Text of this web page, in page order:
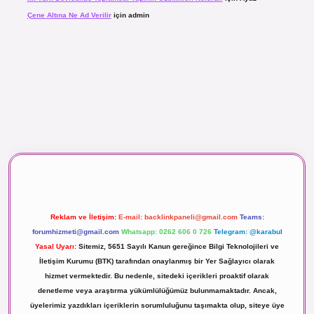
Çene Altına Ne Ad Veriliriçin admin
Reklam ve İletişim: E-mail: backlinkpaneli@gmail.com Teams:
forumhizmeti@gmail.com Whatsapp: 0262 606 0 726 Telegram: @karabul
Yasal Uyarı: Sitemiz, 5651 Sayılı Kanun gereğince Bilgi Teknolojileri ve
İletişim Kurumu (BTK) tarafından onaylanmış bir Yer Sağlayıcı olarak
hizmet vermektedir. Bu nedenle, sitedeki içerikleri proaktif olarak
denetleme veya araştırma yükümlülüğümüz bulunmamaktadır. Ancak,
üyelerimiz yazdıkları içeriklerin sorumluluğunu taşımakta olup, siteye üye